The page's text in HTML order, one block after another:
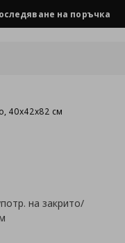
на поръчка
40x42x82 см
на закрито/